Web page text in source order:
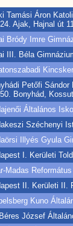
Tamási Áron
Ajak, Hajnal út
Bródy Imre
III. Béla
Petőfi
Bonyhád,
Általános
Széchenyi
Illyés Gyula
I. Kerületi
Madas
II. Kerületi II.
Kuno
József